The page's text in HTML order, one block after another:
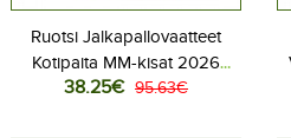
Ruotsi Jalkapallovaatteet
Kotipaita MM-kisat 2026
Lyhythihainen
38.25€ 95.63€